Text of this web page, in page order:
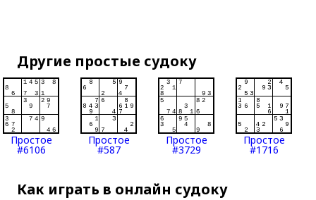
Другие простые судоку
Простое
#6106
Простое
#587
Простое
#3729
Простое
#1716
Как играть в онлайн судоку